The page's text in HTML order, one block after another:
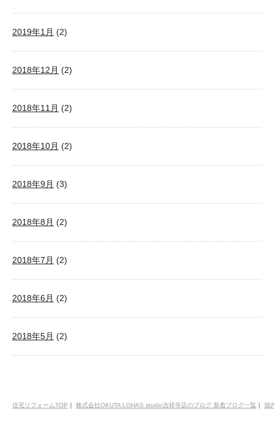
2019年1月 (2)
2018年12月 (2)
2018年11月 (2)
2018年10月 (2)
2018年9月 (3)
2018年8月 (2)
2018年7月 (2)
2018年6月 (2)
2018年5月 (2)
住宅リフォームTOP ｜ 株式会社OKUTA LOHAS studio吉祥寺店のブログ 新着ブログ一覧 ｜ 堀